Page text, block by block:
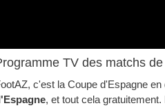
TV des matchs
c'est la Coupe d'Espagne
, et tout cela